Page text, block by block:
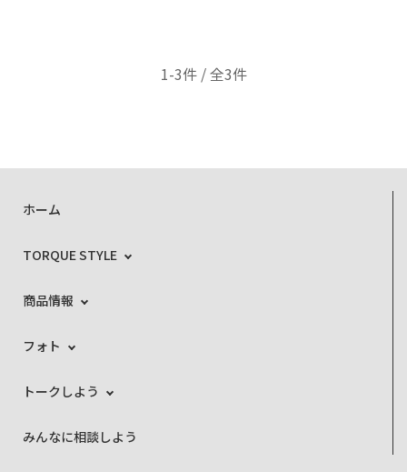
1-3件 / 全3件
ホーム
TORQUE STYLE
商品情報
フォト
トークしよう
みんなに相談しよう